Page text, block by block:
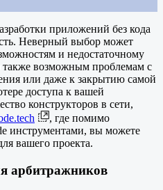
приложений без кода
Неверный выбор может
и недостаточному
также возможным проблемам с
или даже к закрытию самой
доступа к вашей
конструкторов в сети,
, где помимо
инструментами, вы можете
вашего проекта.
арбитражников